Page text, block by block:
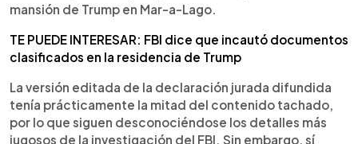
mansión de Trump en Mar-a-Lago.
TE PUEDE INTERESAR: FBI dice que incautó documentos
clasificados en la residencia de Trump
La versión editada de la declaración jurada difundida
tenía prácticamente la mitad del contenido tachado,
por lo que siguen desconociéndose los detalles más
jugosos de la investigación del FBI. Sin embargo, sí